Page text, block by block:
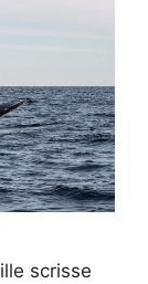
scrisse